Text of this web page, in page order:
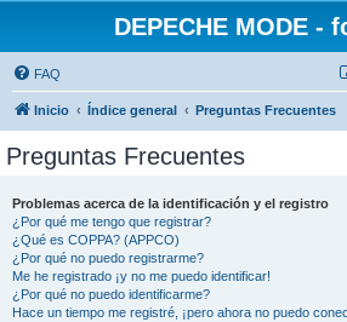
DEPECHE MODE -
FAQ
Inicio Índice general Preguntas Frecuentes
Preguntas Frecuentes
Problemas acerca de la identificación y el registro
¿Por qué me tengo que registrar?
¿Qué es COPPA? (APPCO)
¿Por qué no puedo registrarme?
Me he registrado ¡y no me puedo identificar!
¿Por qué no puedo identificarme?
Hace un tiempo me registré, ¡pero ahora no puedo